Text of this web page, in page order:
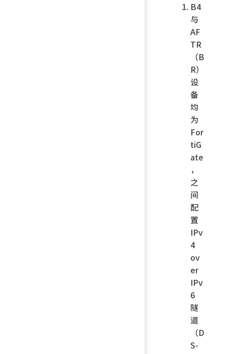
B4
与
AF
TR
（B
R）
设
备
均
为
For
tiG
ate
，
之
间
配
置
IPv
4
ov
er
IPv
6
隧
道
（D
S-